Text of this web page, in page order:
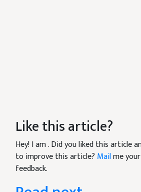
Like this article?
Hey! I am. Did you liked this article
to improve this article? Mailme
feedback.